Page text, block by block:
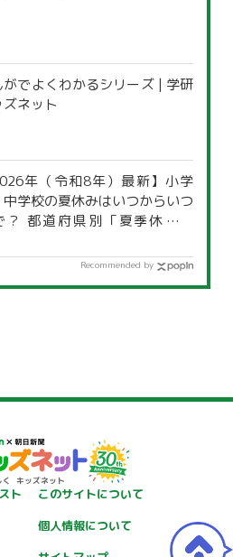
がでよくわかるシリーズ | 学研
ズネット
年（令和8年）最新】小学
中学校の夏休みはいつからいつ
？ 都道府県別「夏季休暇一
Recommended by
ト
このサイトについて
個人情報について